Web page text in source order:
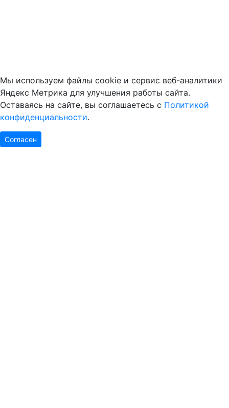
Мы используем файлы cookie и сервис веб-аналитики
Яндекс Метрика для улучшения работы сайта.
Оставаясь на сайте, вы соглашаетесь с Политикой
конфиденциальности.
Согласен